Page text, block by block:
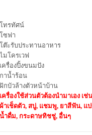
โทรทัศน์
โซฟา
โต๊ะรับประทานอาหาร
มโครเวฟ
เครื่องปิ้งขนมปัง
กาน้ำร้อน
ฝักบัวล้างตัวหน้าบ้าน
เครื่องใช้ส่วนตัวต้องนำมาเอง เช่น
ผ้าเช็ดตัว, สบู่, แชมพู, ยาสีฟัน, แ
น้ำดื่ม, กระดาษทิชชู่, อื่นๆ